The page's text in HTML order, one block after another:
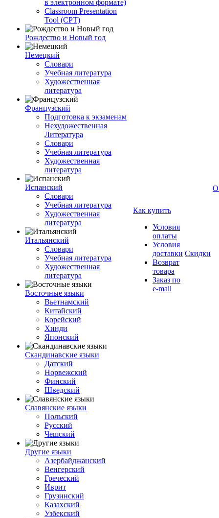
в электронном формате)
Classroom Presentation
Tool (CPT)
Рождество и Новый год
Немецкий
Словари
Учебная литература
Художественная
литература
Французский
Подготовка к экзаменам
Нехудожественная
Литература
Словари
Учебная литература
Художественная
литература
Испанский
Словари
Учебная литература
Художественная
литература
Итальянский
Словари
Учебная литература
Художественная
литература
Восточные языки
Вьетнамский
Китайский
Корейский
Хинди
Японский
Скандинавские языки
Датский
Норвежский
Финский
Шведский
Славянские языки
Польский
Русский
Чешский
Другие языки
Азербайджанский
Венгерский
Греческий
Иврит
Грузинский
Казахский
Узбекский
Как купить
Условия
оплаты
Условия
доставки
Возврат
товара
Заказ по
e-mail
Скидки
О